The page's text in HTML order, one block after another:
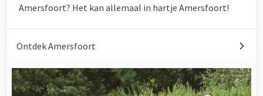
Amersfoort? Het kan allemaal in hartje Amersfoort!
Ontdek Amersfoort